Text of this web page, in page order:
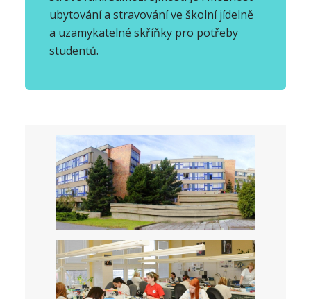
ubytování a stravování ve školní jídelně
a uzamykatelné skříňky pro potřeby
studentů.